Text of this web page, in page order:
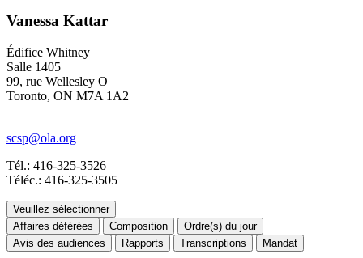
Vanessa Kattar
Édifice Whitney
Salle 1405
99, rue Wellesley O
Toronto, ON M7A 1A2
scsp@ola.org
Tél.: 416-325-3526
Téléc.: 416-325-3505
Veuillez sélectionner
Affaires déférées
Composition
Ordre(s) du jour
Avis des audiences
Rapports Transcriptions Mandat